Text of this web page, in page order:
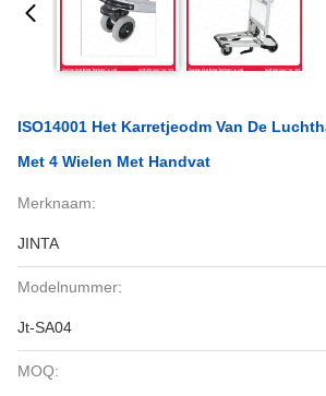
ISO14001 Het Karretjeodm Van De
Met 4 Wielen Met Handvat
Merknaam:
JINTA
Modelnummer:
Jt-SA04
MOQ: